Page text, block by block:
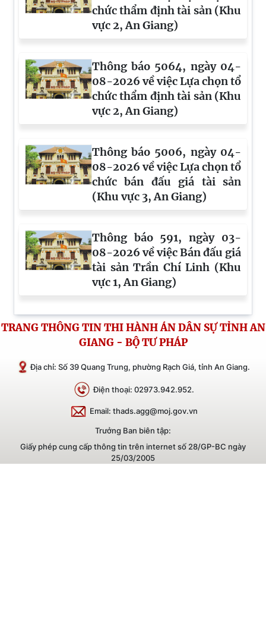
chức thẩm định tài sản (Khu
vực 2, An Giang)
Thông báo 5064, ngày 04-
08-2026 về việc Lựa chọn tổ
chức thẩm định tài sản (Khu
vực 2, An Giang)
Thông báo 5006, ngày 04-
08-2026 về việc Lựa chọn tổ
chức bán đấu giá tài sản
(Khu vực 3, An Giang)
Thông báo 591, ngày 03-
08-2026 về việc Bán đấu giá
tài sản Trần Chí Linh (Khu
vực 1, An Giang)
TRANG THÔNG TIN THI HÀNH ÁN DÂN SỰ TỈNH AN
GIANG - BỘ TƯ PHÁP
Địa chỉ: Số 39 Quang Trung, phường Rạch Giá, tỉnh An Giang.
Điện thoại: 02973.942.952.
Email: thads.agg@moj.gov.vn
Trưởng Ban biên tập:
Giấy phép cung cấp thông tin trên internet số 28/GP-BC ngày
25/03/2005